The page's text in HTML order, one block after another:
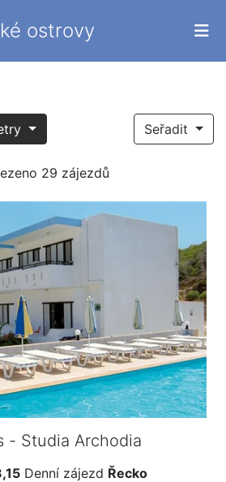
ostrovy
Seřadit
29 zájezdů
- Studia Archodia
Denní zájezd Řecko